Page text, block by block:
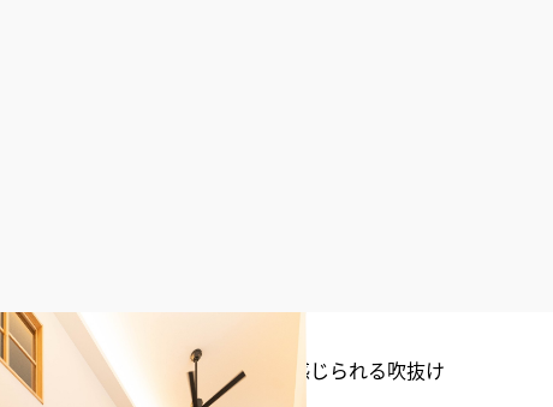
など木のぬくもりをふんだんに感じられる吹抜け